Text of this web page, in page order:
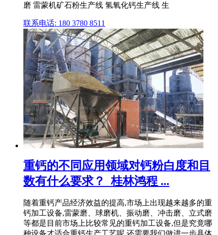
磨 雷蒙机矿石粉生产线 氢氧化钙生产线 生
联系电话: 180 3780 8511
重钙的不同应用领域对钙粉白度和目
数有什么要求？_桂林鸿程 ...
随着重钙产品经济效益的提高,市场上出现越来越多的重
钙加工设备,雷蒙磨、球磨机、振动磨、冲击磨、立式磨
等都是目前市场上比较常见的重钙加工设备,但是究竟哪